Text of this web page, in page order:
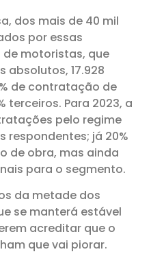
dos mais de 40 mil
por essas
de motoristas, que
absolutos, 17.928
de contratação de
terceiros. Para 2023, a
pelo regime
respondentes; já 20%
de obra, mas ainda
para o segmento.
da metade dos
se manterá estável
acreditar que o
que vai piorar.